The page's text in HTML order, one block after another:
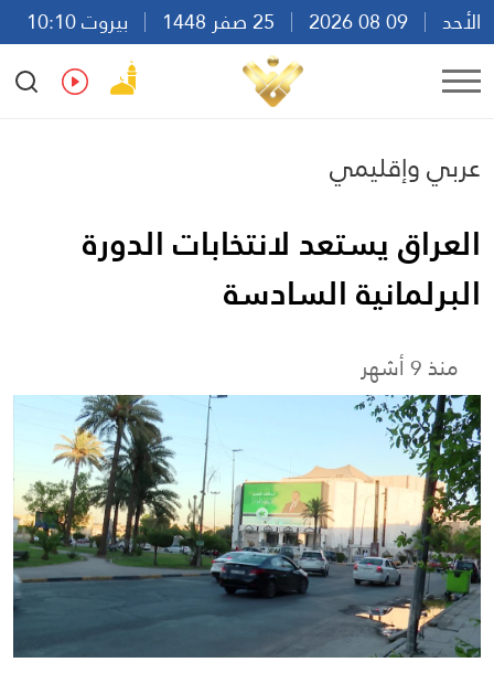
الأحد
بيروت 10:10
Ar
En Fr Es
عربي وإقليمي
العراق يستعد لانتخابات الدورة
البرلمانية السادسة
منذ 9 أشهر